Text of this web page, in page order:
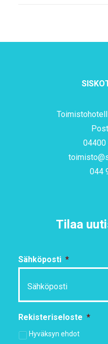
04400
044
Tilaa
Sähköposti *
Rekisteriseloste *
Hyväksyn ehdot